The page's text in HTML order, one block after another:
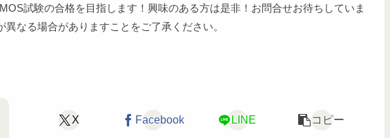
試験の合格を目指します！興味のある方は是非！お問合せお待ちしていま
なる場合がありますことをご了承ください。
X Facebook LINE コピー